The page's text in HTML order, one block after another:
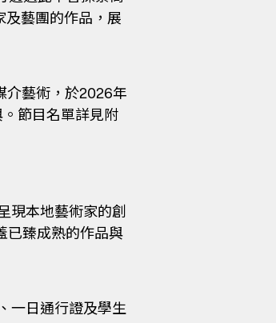
及藝團的作品，展
藝術，於2026年
節目名單詳見附
現本地藝術家的創
已臻成熟的作品與
一日通行證及學生